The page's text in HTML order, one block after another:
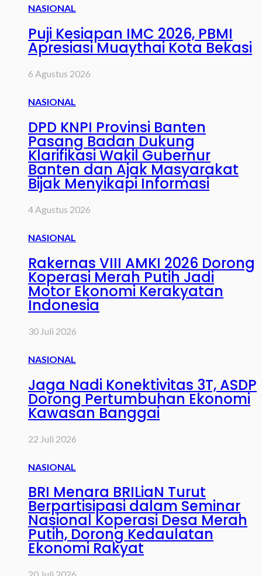
NASIONAL
Puji Kesiapan IMC 2026, PBMI
Apresiasi Muaythai Kota Bekasi
6 Agustus 2026
NASIONAL
DPD KNPI Provinsi Banten
Pasang Badan Dukung
Klarifikasi Wakil Gubernur
Banten dan Ajak Masyarakat
Bijak Menyikapi Informasi
4 Agustus 2026
NASIONAL
Rakernas VIII AMKI 2026 Dorong
Koperasi Merah Putih Jadi
Motor Ekonomi Kerakyatan
Indonesia
30 Juli 2026
NASIONAL
Jaga Nadi Konektivitas 3T, ASDP
Dorong Pertumbuhan Ekonomi
Kawasan Banggai
22 Juli 2026
NASIONAL
BRI Menara BRILiaN Turut
Berpartisipasi dalam Seminar
Nasional Koperasi Desa Merah
Putih, Dorong Kedaulatan
Ekonomi Rakyat